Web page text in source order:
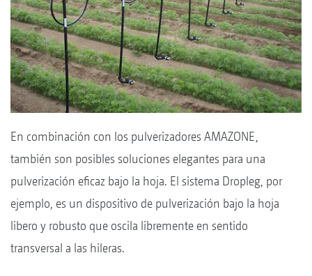
En combinación con los pulverizadores AMAZONE,
también son posibles soluciones elegantes para una
pulverización eficaz bajo la hoja. El sistema Dropleg, por
ejemplo, es un dispositivo de pulverización bajo la hoja
libero y robusto que oscila libremente en sentido
transversal a las hileras.